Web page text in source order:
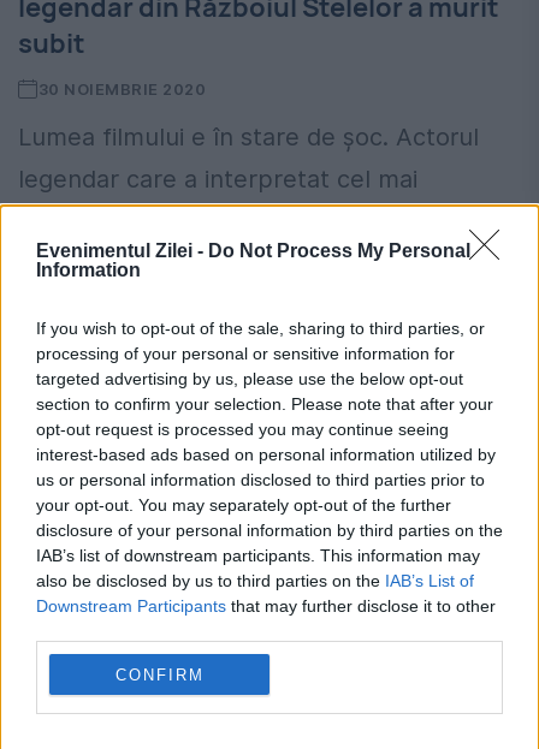
Evenimentul Zilei - Do Not Process My Personal
Information
If you wish to opt-out of the sale, sharing to third parties, or
processing of your personal or sensitive information for
targeted advertising by us, please use the below opt-out
section to confirm your selection. Please note that after your
opt-out request is processed you may continue seeing
interest-based ads based on personal information utilized by
us or personal information disclosed to third parties prior to
your opt-out. You may separately opt-out of the further
disclosure of your personal information by third parties on the
IAB’s list of downstream participants. This information may
also be disclosed by us to third parties on the IAB’s List of
Downstream Participants that may further disclose it to other
CONFIRM
legendar din Războiul Stelelor a murit
subit
30 NOIEMBRIE 2020
Lumea filmului e în stare de șoc. Actorul
legendar care a interpretat cel mai
“Războiul Stelelor”a murit pe neașteptate.
Coșmaruri, boală, moarte subită.